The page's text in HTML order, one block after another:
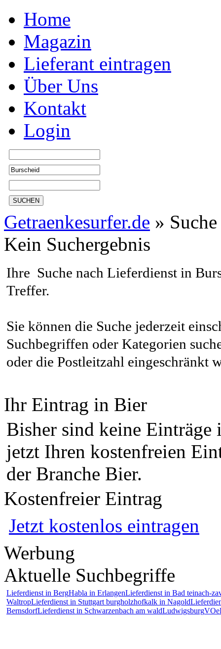
Home
Magazin
Lieferant eintragen
Über Uns
Kontakt
Login
SUCHEN
Getraenkesurfer.de » Suche
Kein Suchergebnis
Ihre Suche nach Lieferdienst in
Treffer.
Sie können die Suche jederzeit
Suchbegriffen oder Kategorien
oder die Postleitzahl eingeschränkt
Ihr Eintrag in Bier
Bisher sind keine
jetzt Ihren kostenfreien
der Branche Bier.
Kostenfreier Eintrag
Jetzt kostenlos eintragen
Werbung
Aktuelle Suchbegriffe
Lieferdienst in BergHabla in ErlangenLieferdienst in Bad teinach-
WaltropLieferdienst in Stuttgart burgholzhofkalk in Nagold
BernsdorfLieferdienst in Schwarzenbach am waldLudwigsburg